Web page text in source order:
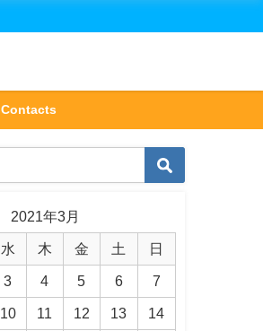
Contacts
2021年3月
水 木 金 土 日
3 4 5 6 7
10 11 12 13 14